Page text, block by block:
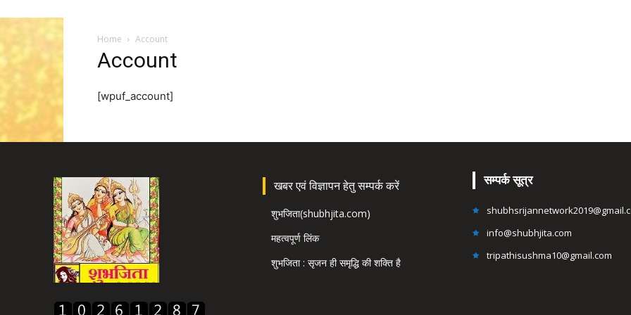
Home Account
Account
[wpuf_account]
खबर एवं विज्ञापन हेतु सम्पर्क करें
शुभजिता(shubhjita.com)
महत्वपूर्ण लिंक
शुभजिता : सृजन ही समृद्धि की शक्ति है
सम्पर्क सूत्र
info@shubhjita.com
tripathisushma10@gmail.com